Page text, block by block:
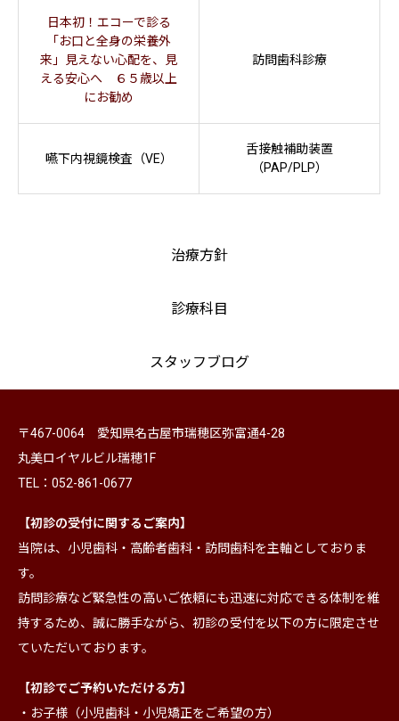
日本初！エコーで診る
「お口と全身の栄養外
来」見えない心配を、見
える安心へ ６５歳以上
にお勧め
訪問歯科診療
嚥下内視鏡検査（VE）
舌接触補助装置
（PAP/PLP）
治療方針
診療科目
スタッフブログ
〒467-0064 愛知県名古屋市瑞穂区弥富通4-28
丸美ロイヤルビル瑞穂1F
TEL：052-861-0677
【初診の受付に関するご案内】
当院は、小児歯科・高齢者歯科・訪問歯科を主軸としておりま
す。
訪問診療など緊急性の高いご依頼にも迅速に対応できる体制を維
持するため、誠に勝手ながら、初診の受付を以下の方に限定させ
ていただいております。
【初診でご予約いただける方】
・お子様（小児歯科・小児矯正をご希望の方）